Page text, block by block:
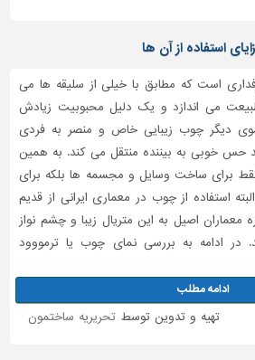
استفاده از آن ها
است که مطابق با خیلی از سلیقه ها می
می اندازد و یک دلیل محبوبیت زیادش
دیگر چوب زیبایی خاص و منصر به فردی
حس خوبی به بیننده منتقل می کند. به همین
برای ساخت وسایل و مجسمه ها بلکه برای
استفاده از چوب در معماری ایرانی از قدیم
اصیل به این متریال زیبا و چشم نواز
در ادامه به بررسی نمای چوب یا ترمووود
ادامه مطلب
تهیه و تدوین توسط تحریریه ساختمون